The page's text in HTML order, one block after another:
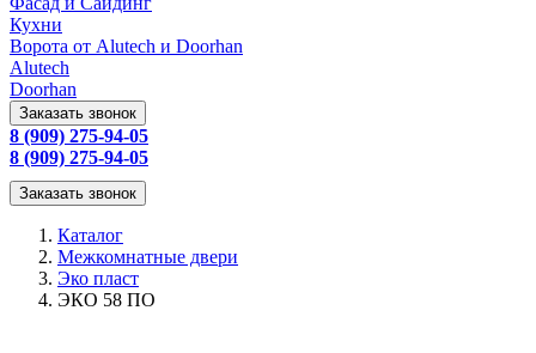
Кухни
Ворота от Alutech и Doorhan
Alutech
Doorhan
Заказать звонок
8 (909) 275-94-05
8 (909) 275-94-05
Заказать звонок
Каталог
Межкомнатные двери
Эко пласт
ЭКО 58 ПО